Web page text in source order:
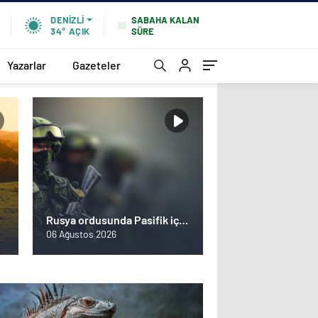
DENIZLI
34° AÇIK
SABAHA KALAN
SÜRE
Yazarlar Gazeteler
Rusya ordusunda Pasifik için
yeni bir cephe açılıyor. Çin’in
06 Ağustos 2026